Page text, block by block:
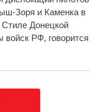
Зоря и Каменка в
Стиле Донецкой
РФ, говорится